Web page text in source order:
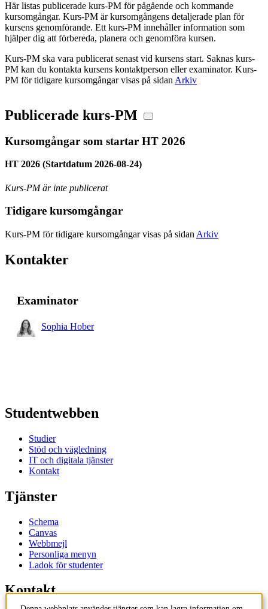
Här listas publicerade kurs-PM för pågående och kommande
kursomgångar. Kurs-PM är kursomgångens detaljerade plan för
kursens genomförande. Ett kurs-PM innehåller information som
hjälper dig att förbereda, planera och genomföra kursen.
Kurs-PM ska vara publicerat senast vid kursens start. Saknas kurs-
PM kan du kontakta kursens kontaktperson eller examinator. Kurs-
PM för tidigare kursomgångar visas på sidan Arkiv
Publicerade kurs-PM
Kursomgångar som startar HT 2026
HT 2026 (Startdatum 2026-08-24)
Kurs-PM är inte publicerat
Tidigare kursomgångar
Kurs-PM för tidigare kursomgångar visas på sidan Arkiv
Kontakter
Examinator
Sophia Hober
Studentwebben
Studier
Stöd och vägledning
IT och digitala tjänster
Kontakt
Tjänster
Schema
Canvas
Webbmejl
Personliga menyn
Ladok för studenter
Kontakt